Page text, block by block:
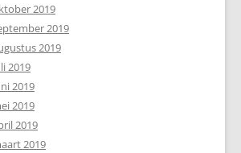
2019
2019
2019
2019
2019
2019
2019
2019